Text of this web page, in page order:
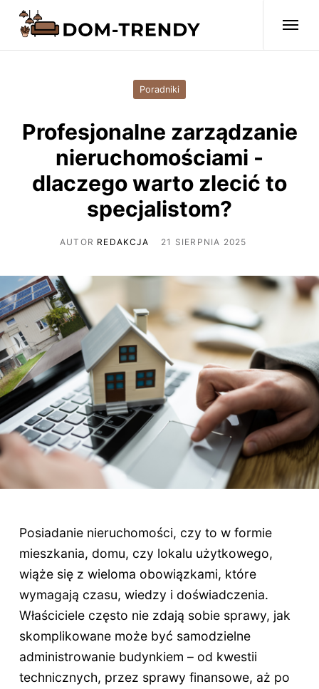
Poradniki
Profesjonalne zarządzanie
nieruchomościami -
dlaczego warto zlecić to
specjalistom?
AUTOR REDAKCJA 21 SIERPNIA 2025
Posiadanie nieruchomości, czy to w formie
mieszkania, domu, czy lokalu użytkowego,
wiąże się z wieloma obowiązkami, które
wymagają czasu, wiedzy i doświadczenia.
Właściciele często nie zdają sobie sprawy, jak
skomplikowane może być samodzielne
administrowanie budynkiem – od kwestii
technicznych, przez sprawy finansowe, aż po